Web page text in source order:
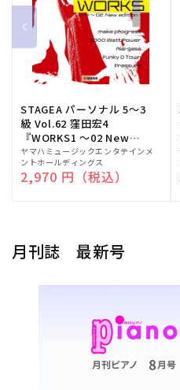
STAGEA パーソナル 5～3
級 Vol.62 窪田宏4
『WORKS1 ～02 New
edition～』
販
売
元:
ヤマハミュージックエンタテインメ
ントホールディングス
通常価格
2,970 円（税込）
月刊誌 最新号